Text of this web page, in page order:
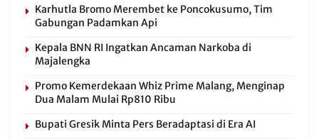
Karhutla Bromo Merembet ke Poncokusumo, Tim
Gabungan Padamkan Api
Kepala BNN RI Ingatkan Ancaman Narkoba di
Majalengka
Promo Kemerdekaan Whiz Prime Malang, Menginap
Dua Malam Mulai Rp810 Ribu
Bupati Gresik Minta Pers Beradaptasi di Era AI